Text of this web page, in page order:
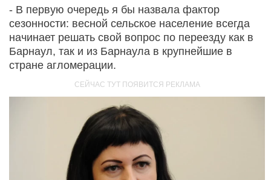
- В первую очередь я бы назвала фактор
сезонности: весной сельское население всегда
начинает решать свой вопрос по переезду как в
Барнаул, так и из Барнаула в крупнейшие в
стране агломерации.